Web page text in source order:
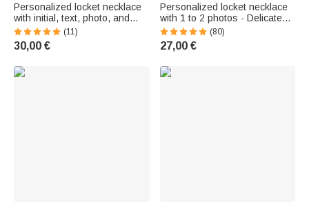
Personalized locket necklace
with initial, text, photo, and
birth flower - Birthday and
Mother's Day gift for women
(11)
30,00 €
Personalized locket necklace
with 1 to 2 photos - Delicate
butterfly-themed jewelry -
Birthday and Mother's Day
gifts for women
(80)
27,00 €